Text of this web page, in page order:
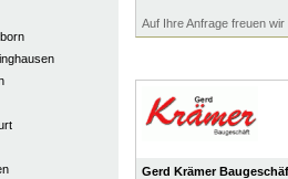
Auf Ihre Anfrage freuen wir
Gerd Krämer